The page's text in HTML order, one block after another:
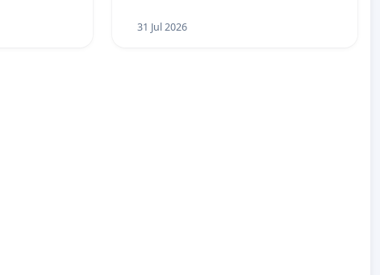
mieszkańców i Puszczy
31 Jul 2026